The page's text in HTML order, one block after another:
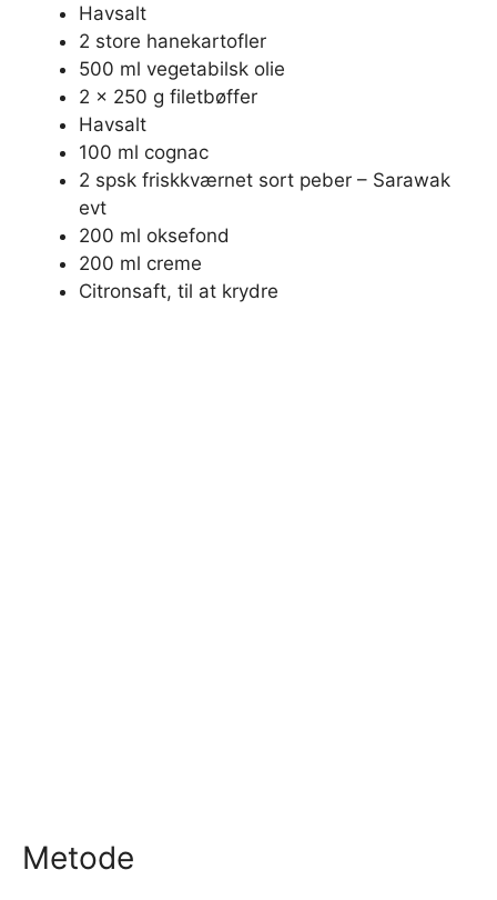
Havsalt
2 store hanekartofler
500 ml vegetabilsk olie
2 x 250 g filetbøffer
Havsalt
100 ml cognac
2 spsk friskkværnet sort peber – Sarawak
evt
200 ml oksefond
200 ml creme
Citronsaft, til at krydre
Metode